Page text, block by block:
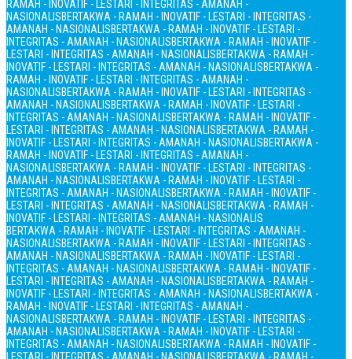
RAMAH - INOVATIF - LESTARI - INTEGRITAS - AMANAH -
NASIONALISBERTAKWA - RAMAH - INOVATIF - LESTARI - INTEGRITAS -
AMANAH - NASIONALISBERTAKWA - RAMAH - INOVATIF - LESTARI -
INTEGRITAS - AMANAH - NASIONALISBERTAKWA - RAMAH - INOVATIF -
LESTARI - INTEGRITAS - AMANAH - NASIONALISBERTAKWA - RAMAH -
INOVATIF - LESTARI - INTEGRITAS - AMANAH - NASIONALISBERTAKWA -
RAMAH - INOVATIF - LESTARI - INTEGRITAS - AMANAH -
NASIONALISBERTAKWA - RAMAH - INOVATIF - LESTARI - INTEGRITAS -
AMANAH - NASIONALISBERTAKWA - RAMAH - INOVATIF - LESTARI -
INTEGRITAS - AMANAH - NASIONALISBERTAKWA - RAMAH - INOVATIF -
LESTARI - INTEGRITAS - AMANAH - NASIONALISBERTAKWA - RAMAH -
INOVATIF - LESTARI - INTEGRITAS - AMANAH - NASIONALISBERTAKWA -
RAMAH - INOVATIF - LESTARI - INTEGRITAS - AMANAH -
NASIONALISBERTAKWA - RAMAH - INOVATIF - LESTARI - INTEGRITAS -
AMANAH - NASIONALISBERTAKWA - RAMAH - INOVATIF - LESTARI -
INTEGRITAS - AMANAH - NASIONALISBERTAKWA - RAMAH - INOVATIF -
LESTARI - INTEGRITAS - AMANAH - NASIONALISBERTAKWA - RAMAH -
INOVATIF - LESTARI - INTEGRITAS - AMANAH - NASIONALIS
BERTAKWA - RAMAH - INOVATIF - LESTARI - INTEGRITAS - AMANAH -
NASIONALISBERTAKWA - RAMAH - INOVATIF - LESTARI - INTEGRITAS -
AMANAH - NASIONALISBERTAKWA - RAMAH - INOVATIF - LESTARI -
INTEGRITAS - AMANAH - NASIONALISBERTAKWA - RAMAH - INOVATIF -
LESTARI - INTEGRITAS - AMANAH - NASIONALISBERTAKWA - RAMAH -
INOVATIF - LESTARI - INTEGRITAS - AMANAH - NASIONALISBERTAKWA -
RAMAH - INOVATIF - LESTARI - INTEGRITAS - AMANAH -
NASIONALISBERTAKWA - RAMAH - INOVATIF - LESTARI - INTEGRITAS -
AMANAH - NASIONALISBERTAKWA - RAMAH - INOVATIF - LESTARI -
INTEGRITAS - AMANAH - NASIONALISBERTAKWA - RAMAH - INOVATIF -